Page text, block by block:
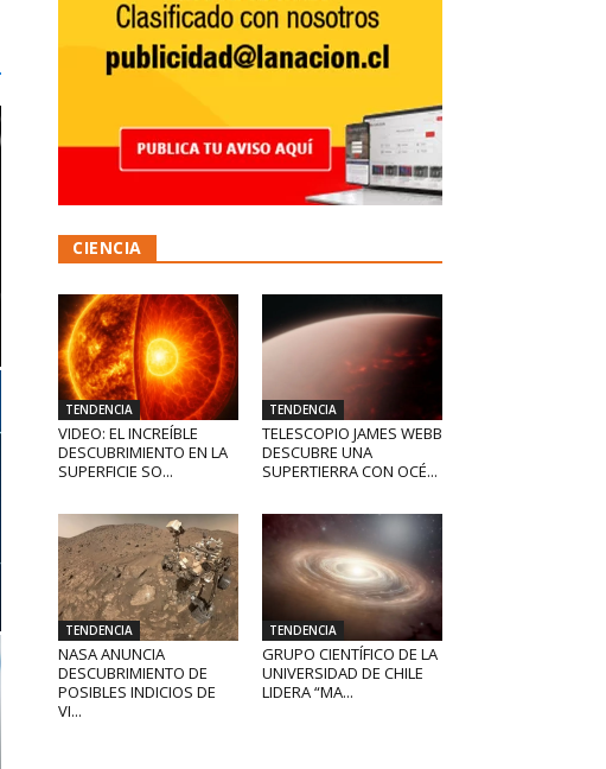
CIENCIA
TENDENCIA
VIDEO: EL INCREÍBLE
DESCUBRIMIENTO EN LA
SUPERFICIE SO...
TENDENCIA
TELESCOPIO JAMES WEBB
DESCUBRE UNA
SUPERTIERRA CON OCÉ...
TENDENCIA
NASA ANUNCIA
DESCUBRIMIENTO DE
POSIBLES INDICIOS DE
VI...
TENDENCIA
GRUPO CIENTÍFICO DE LA
UNIVERSIDAD DE CHILE
LIDERA “MA...